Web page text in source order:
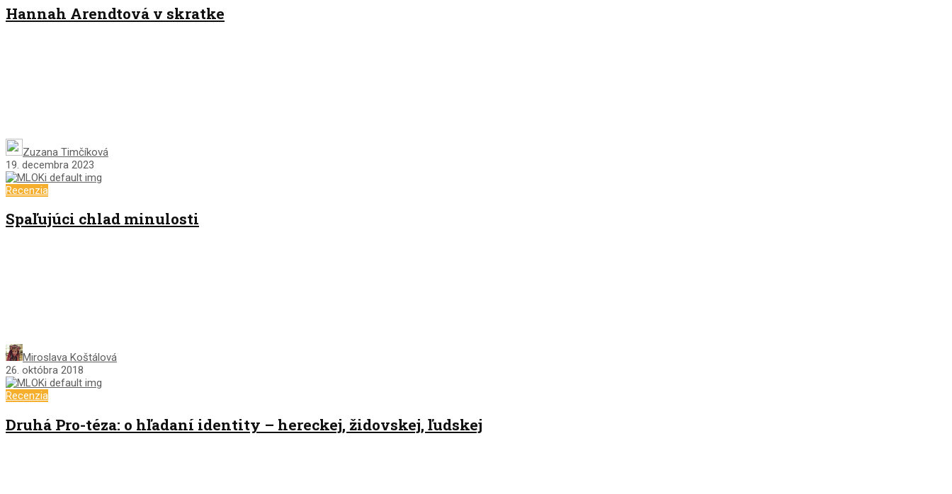
Hannah Arendtová v skratke
Zuzana Timčíková
19. decembra 2023
Recenzia
Spaľujúci chlad minulosti
Miroslava Koštálová
26. októbra 2018
Recenzia
Druhá Pro-téza: o hľadaní identity – hereckej, židovskej, ľudskej